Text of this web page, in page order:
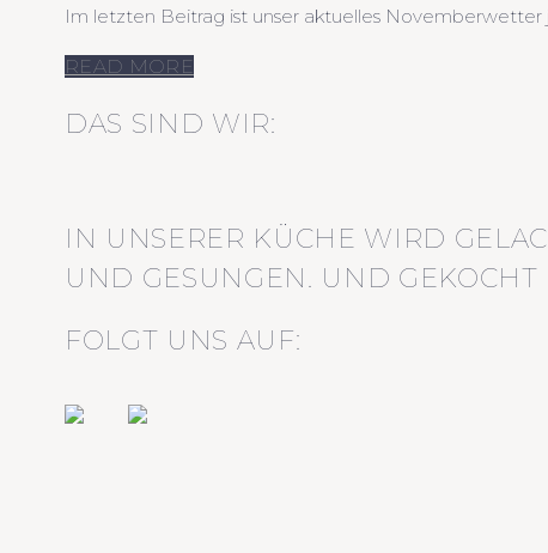
Im letzten Beitrag ist unser aktuelles
READ MORE
DAS SIND WIR:
IN UNSERER KÜCHE WIRD
UND GESUNGEN. UND GEKOCHT
FOLGT UNS AUF: